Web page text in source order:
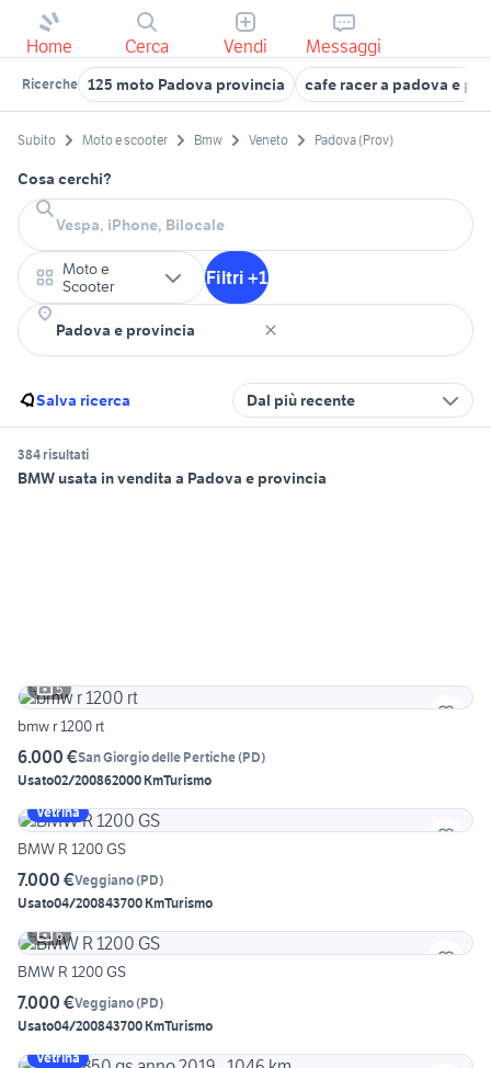
Home Cerca Vendi Messaggi
Ricerche 125 moto Padova provincia cafe racer a padova e
Subito Moto e scooter Bmw Veneto Padova (Prov)
Cosa cerchi?
Moto e
Scooter
Filtri +1
Salva ricerca Dal più recente
384 risultati
BMW usata in vendita a Padova e provincia
5
bmw r 1200 rt
6.000 €San Giorgio delle Pertiche(PD)
Usato02/200862000 KmTurismo
Vetrina
BMW R 1200 GS
7.000 €Veggiano(PD)
Usato04/200843700 KmTurismo
6
BMW R 1200 GS
7.000 €Veggiano(PD)
Usato04/200843700 KmTurismo
Vetrina